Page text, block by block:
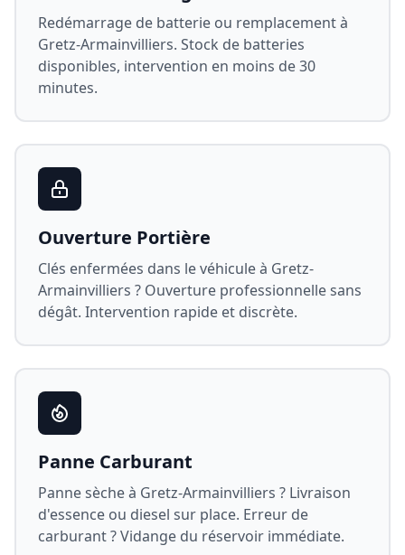
Redémarrage de batterie ou remplacement à
Gretz-Armainvilliers. Stock de batteries
disponibles, intervention en moins de 30
minutes.
Ouverture Portière
Clés enfermées dans le véhicule à Gretz-
Armainvilliers ? Ouverture professionnelle sans
dégât. Intervention rapide et discrète.
Panne Carburant
Panne sèche à Gretz-Armainvilliers ? Livraison
d'essence ou diesel sur place. Erreur de
carburant ? Vidange du réservoir immédiate.